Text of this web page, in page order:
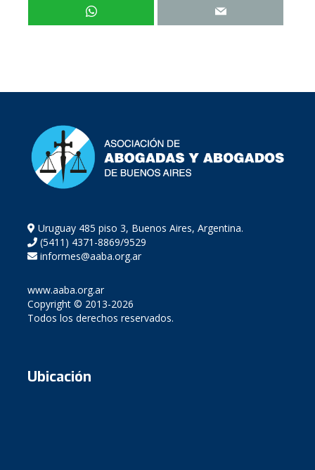
Uruguay 485 piso 3, Buenos Aires, Argentina.
(5411) 4371-8869/9529
informes@aaba.org.ar
www.aaba.org.ar
Copyright © 2013-2026
Todos los derechos reservados.
Ubicación